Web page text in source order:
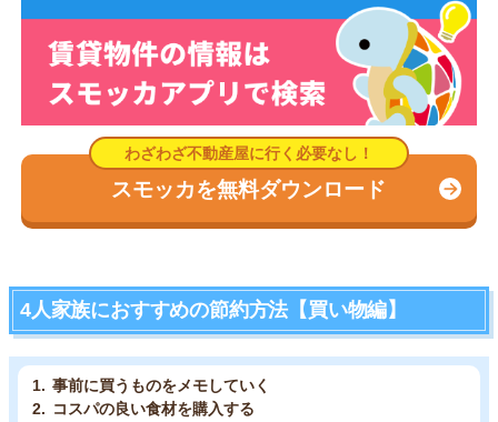
スモッカを無料ダウンロード
4人家族におすすめの節約方法【買い物編】
事前に買うものをメモしていく
コスパの良い食材を購入する